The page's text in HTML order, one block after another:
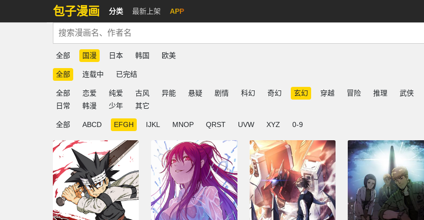
包子漫画 分类 最新上架 APP
全部 国漫 日本 韩国 欧美
全部 连载中 已完结
全部 恋爱 纯爱 古风 异能 悬疑 剧情 科幻 奇幻 玄幻 穿越 冒险 推理 武侠
日常
韩漫 少年 其它
全部 ABCD EFGH IJKL MNOP QRST UVW XYZ 0-9